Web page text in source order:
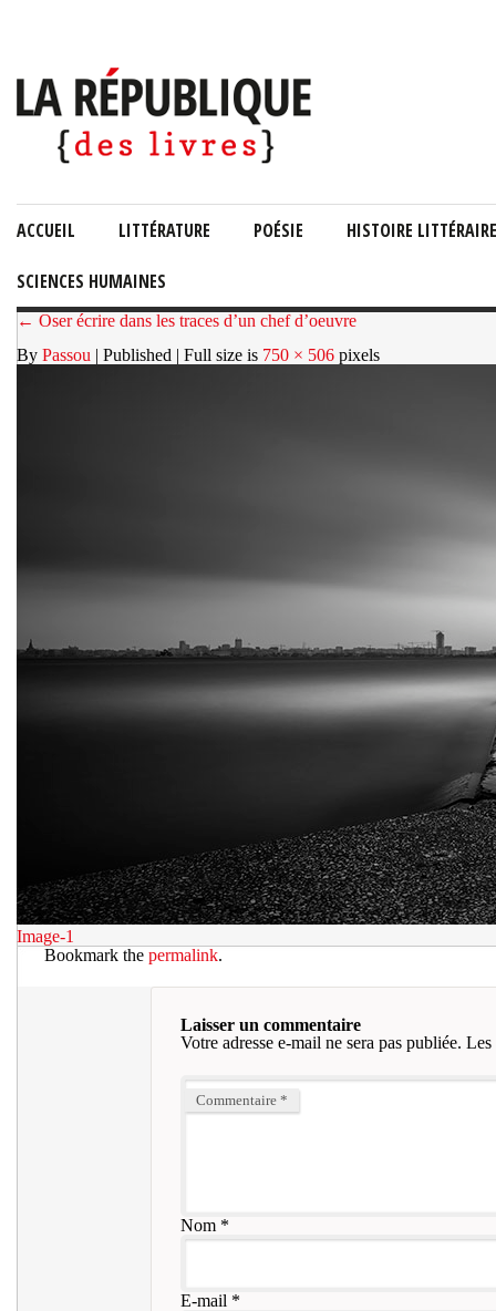
ACCUEIL LITTÉRATURE POÉSIE HISTOIRE LITTÉRAIRE
SCIENCES HUMAINES
← Oser écrire dans les traces d’un chef d’oeuvre
By Passou | Published | Full size is 750 × 506 pixels
Image-1
Bookmark the permalink.
Laisser un commentaire
Votre adresse e-mail ne sera pas publiée. Les
Commentaire *
Nom*
E-mail *